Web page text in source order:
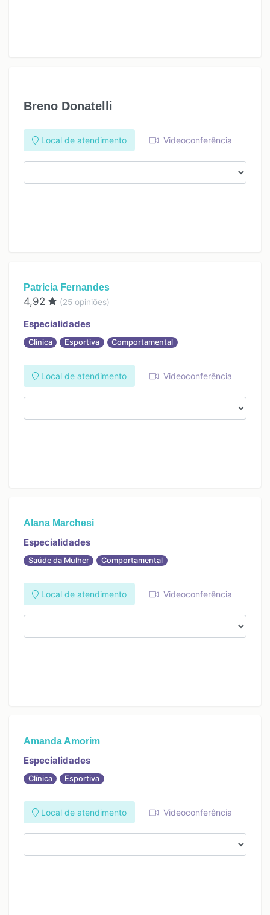
Breno Donatelli
Local de atendimento Videoconferência
Patricia Fernandes
4,92 (25 opiniões)
Especialidades
Clínica Esportiva Comportamental
Local de atendimento Videoconferência
Alana Marchesi
Especialidades
Saúde da Mulher Comportamental
Local de atendimento Videoconferência
Amanda Amorim
Especialidades
Clínica Esportiva
Local de atendimento Videoconferência